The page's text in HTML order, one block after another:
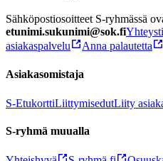
Sähköpostiosoitteet S-ryhmässä
etunimi.sukunimi@sok.fi
asiakaspalvelu
Anna palautetta
Asiakasomistaja
S-EtukorttiLiittymisedutLiity
S-ryhmä muualla